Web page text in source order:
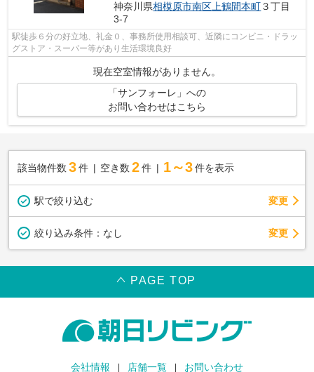
神奈川県相模原市南区上鶴間本町３丁目
3-7
駅徒歩６分の好立地、礼金０、事務所使用相談可、近隣にコンビニ・ドラッ
グストア・スーパー等があり生活環境良好
現在空室情報がありません。
「サンフォーレ」への
お問い合わせはこちら
該当物件数 3件 空き数 2 件 1～3 件を表示
駅で絞り込む 変更
絞り込み条件： なし 変更
PAGE TOP
会社情報 店舗一覧 お問い合わせ